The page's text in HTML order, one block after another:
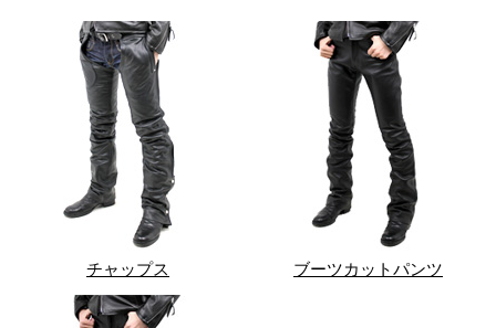
チャップス ブーツカットパンツ